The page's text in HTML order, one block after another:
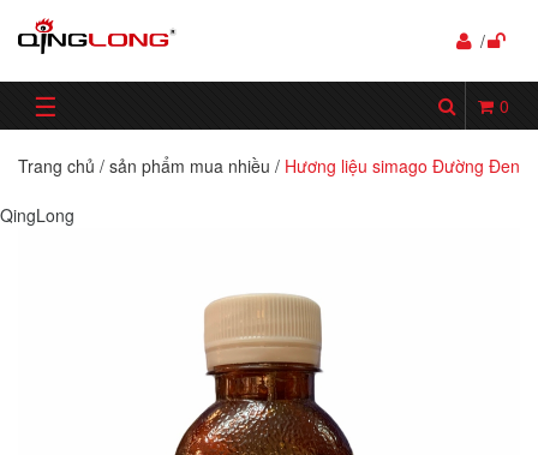
/
☰ 0
Trang chủ / sản phẩm mua nhiều / Hương liệu simago Đường Đen
QingLong